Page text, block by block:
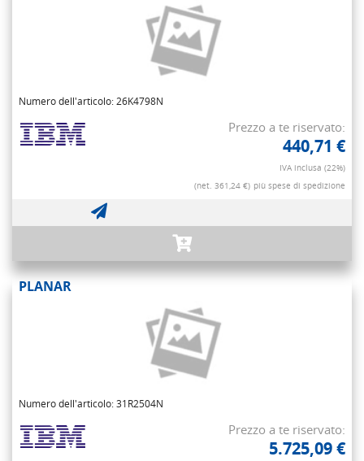
Numero dell'articolo: 26K4798N
Prezzo a te riservato:
440,71 €
IVA inclusa (22%)
(net. 361,24 €) più spese di spedizione
PLANAR
Numero dell'articolo: 31R2504N
Prezzo a te riservato:
5.725,09 €